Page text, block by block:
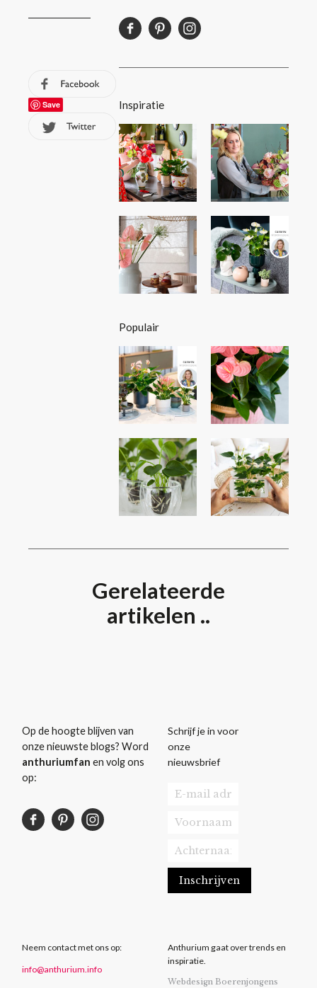
Save Inspiratie
Populair
Gerelateerde
artikelen ..
Op de hoogte blijven van
onze nieuwste blogs? Word
anthuriumfan en volg ons
op:
Schrijf je in voor
onze
nieuwsbrief
Neem contact met ons op:
info@anthurium.info
Anthurium gaat over trends en
inspiratie.
Webdesign Boerenjongens